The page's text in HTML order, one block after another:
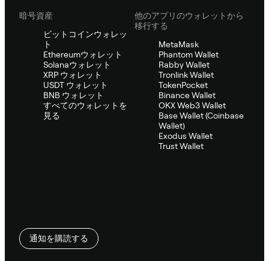
暗号資産
ビットコインウォレッ
ト
Ethereumウォレット
Solanaウォレット
XRP ウォレット
USDT ウォレット
BNB ウォレット
すべてのウォレットを
見る
他のアプリのウォレットから
移行する
MetaMask
Phantom Wallet
Rabby Wallet
Tronlink Wallet
TokenPocket
Binance Wallet
OKX Web3 Wallet
Base Wallet (Coinbase
Wallet)
Exodus Wallet
Trust Wallet
通知を購読する